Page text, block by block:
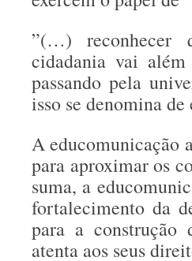
”(…) reconhecer
cidadania vai além
passando pela
isso se denomina
A educomunicação
para aproximar os
suma, a
fortalecimento da
para a construção
atenta aos seus